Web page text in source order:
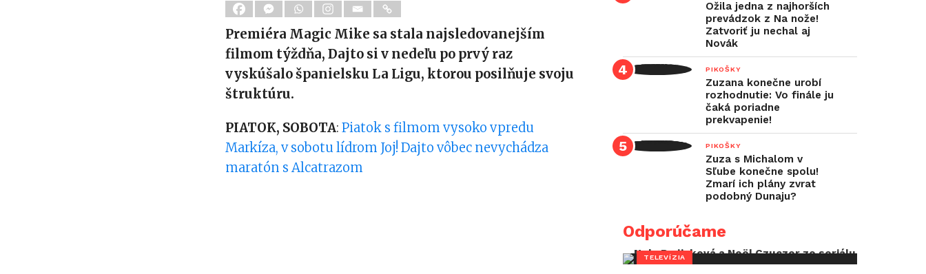
Premiéra Magic Mike sa stala najsledovanejším
filmom týždňa, Dajto si v nedeľu po prvý raz
vyskúšalo španielsku La Ligu, ktorou posilňuje svoju
štruktúru.
PIATOK, SOBOTA:Piatok s filmom vysoko vpredu
Markíza, v sobotu lídrom Joj! Dajto vôbec nevychádza
maratón s Alcatrazom
Ožila jedna z najhorších
prevádzok z Na nože!
Zatvoriť ju nechal aj
Novák
PIKOŠKY
Zuzana konečne urobí
rozhodnutie: Vo finále ju
čaká poriadne
prekvapenie!
PIKOŠKY
Zuza s Michalom v
Sľube konečne spolu!
Zmarí ich plány zvrat
podobný Dunaju?
Odporúčame
TELEVÍZIA